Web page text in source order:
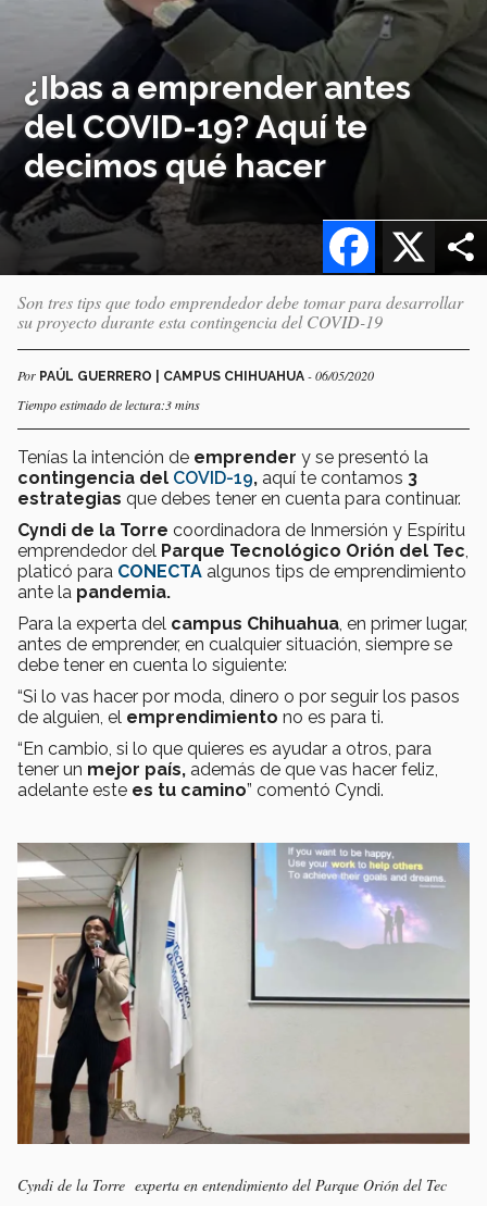
¿Ibas a emprender antes
del COVID-19? Aquí te
decimos qué hacer
X
Facebook
Son tres tips que todo emprendedor debe tomar para desarrollar
su proyecto durante esta contingencia del COVID-19
Por PAÚL GUERRERO | CAMPUS CHIHUAHUA - 06/05/2020
Tiempo estimado de lectura:3 mins
Tenías la intención de emprender y se presentó la
contingencia del COVID-19, aquí te contamos 3
estrategias que debes tener en cuenta para continuar.
Cyndi de la Torre coordinadora de Inmersión y Espíritu
emprendedor del Parque Tecnológico Orión del Tec
platicó para CONECTA algunos tips de emprendimiento
ante la pandemia.
Para la experta del campus Chihuahua , en primer lugar,
antes de emprender, en cualquier situación, siempre se
debe tener en cuenta lo siguiente:
“Si lo vas hacer por moda, dinero o por seguir los pasos
de alguien, el emprendimiento no es para ti.
“En cambio, si lo que quieres es ayudar a otros, para
tener un mejor país, además de que vas hacer feliz,
adelante este es tu camino” comentó Cyndi.
Cyndi de la Torre experta en entendimiento del Parque Orión del Tec